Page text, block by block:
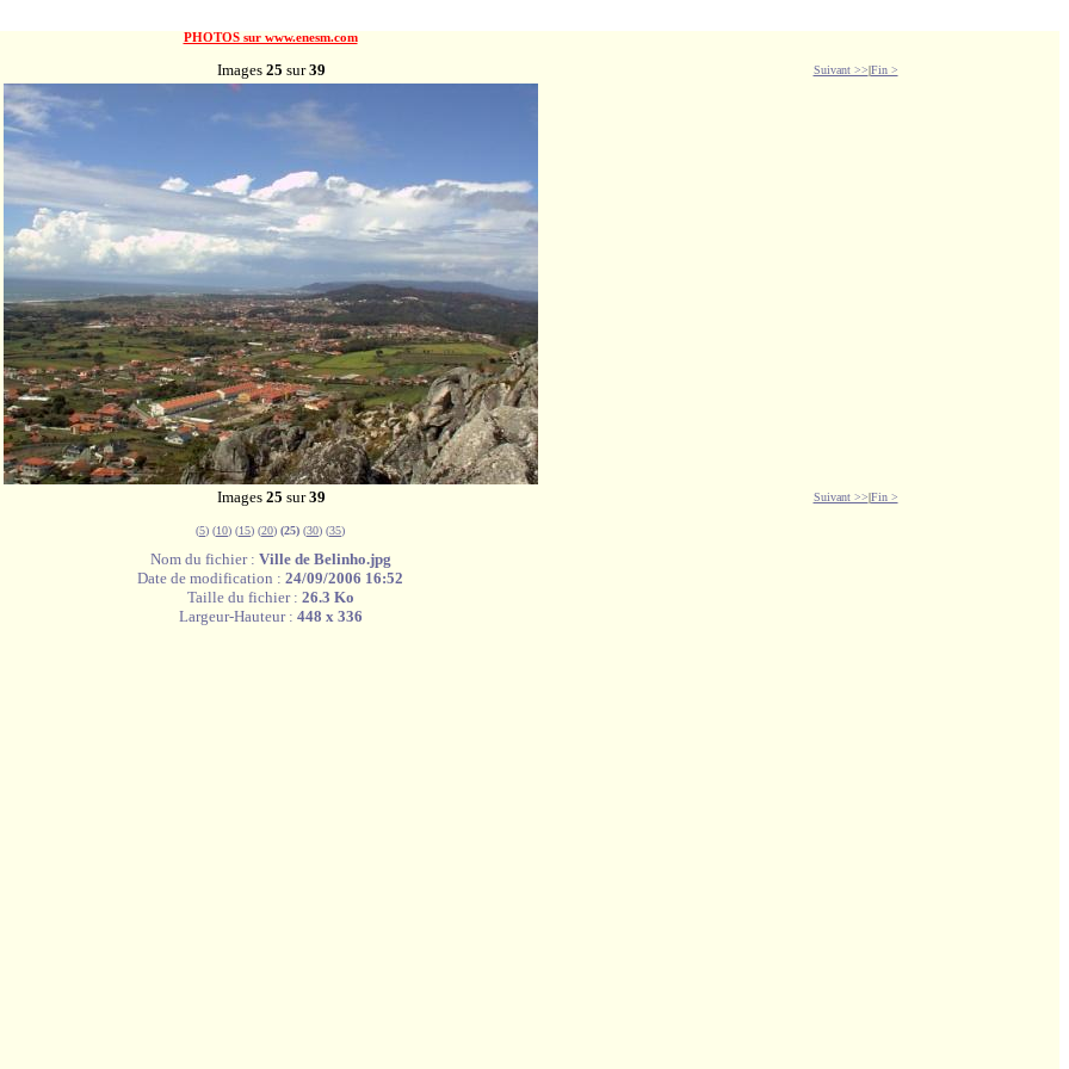
PHOTOS sur www.enesm.com
Images 25 sur39 Suivant >>|Fin >
Images 25 sur39 Suivant >>|Fin >
(5) (10) (15) (20) (25) (30) (35)
Nom du fichier : Ville de Belinho.jpg
Date de modification : 24/09/2006 16:52
Taille du fichier : 26.3 Ko
Largeur-Hauteur : 448 x 336